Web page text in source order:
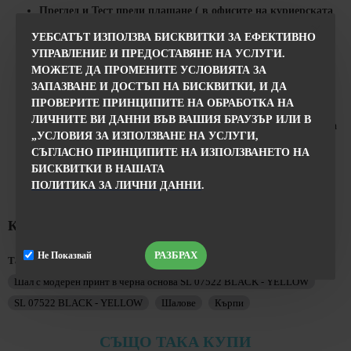
УЕБСАТЪТ ИЗПОЛЗВА БИСКВИТКИ ЗА ЕФЕКТИВНО
УПРАВЛЕНИЕ И ПРЕДОСТАВЯНЕ НА УСЛУГИ.
МОЖЕТЕ ДА ПРОМЕНИТЕ УСЛОВИЯТА ЗА
ЗАПАЗВАНЕ И ДОСТЪП НА БИСКВИТКИ, И ДА
ПРОВЕРИТЕ ПРИНЦИПИТЕ НА ОБРАБОТКА НА
ЛИЧНИТЕ ВИ ДАННИ ВЪВ ВАШИЯ БРАУЗЪР ИЛИ В
„УСЛОВИЯ ЗА ИЗПОЛЗВАНЕ НА УСЛУГИ,
СЪГЛАСНО ПРИНЦИПИТЕ НА ИЗПОЛЗВАНЕТО НА
БИСКВИТКИ В НАШАТА
ПОЛИТИКА ЗА ЛИЧНИ ДАННИ.
РАЗБРАХ
Не Показвай
Преглед и Тест преди плащане ( в офисите на куриерската
Срок на доставка24 часа в работни дни.
Моля, имайте предвид, че количествата на тези дрехи са
динамично променящи се, така че наличните размери са
посочени.
След като направите поръчката, наш служител ще се
свърже с Вас за потвърждаванена поръчката и размера на
продукта, който сте харесали.
Винаги можете дазаменитепродукта с друг размер или
модел .
КОМЕНТАРИ
Тагове:
Шал с модерен принт в черна основа SL 07522 BLACK - YELLOW
SL 07522 BLACK - YELLOW
Шалове Кърпи
СЪЩО ТАКА КУПИ